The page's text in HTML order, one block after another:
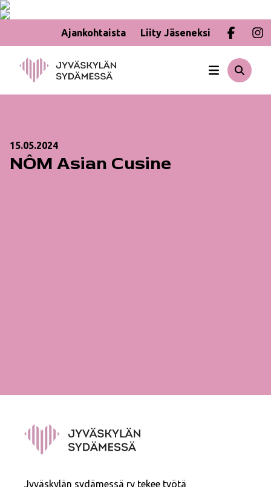
Ajankohtaista
Liity Jäseneksi
sisältöön
15.05.2024
NÔM Asian Cusine
Jyväskylän sydämessä ry tekee työtä